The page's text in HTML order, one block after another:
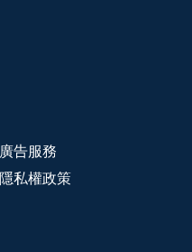
廣告服務
隱私權政策